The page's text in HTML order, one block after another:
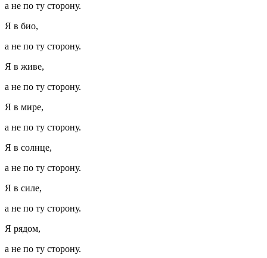
а не по ту сторону.
Я в био,
а не по ту сторону.
Я в живе,
а не по ту сторону.
Я в мире,
а не по ту сторону.
Я в солнце,
а не по ту сторону.
Я в силе,
а не по ту сторону.
Я рядом,
а не по ту сторону.